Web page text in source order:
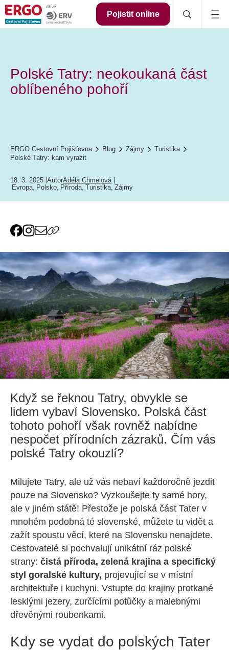
Pojistit online
Polské Tatry: neokoukaná část
oblíbeného pohoří
ERGO Cestovní Pojišťovna Blog Zájmy
Turistika
Polské Tatry: kam vyrazit
18. 3. 2025 AutorAdéla Chmelová
Evropa, Polsko, Příroda, Turistika, Zájmy
Když se řeknou Tatry, obvykle se
lidem vybaví Slovensko. Polská část
tohoto pohoří však rovněž nabídne
nespočet přírodních zázraků. Čím vás
polské Tatry okouzlí?
Milujete Tatry, ale už vás nebaví každoročně jezdit
pouze na Slovensko? Vyzkoušejte ty samé hory,
ale v jiném státě! Přestože je polská část Tater v
mnohém podobná té slovenské, můžete tu vidět a
zažít spoustu věcí, které na Slovensku nenajdete.
Cestovatelé si pochvalují unikátní ráz polské
strany: čistá příroda, zelená krajina a specifický
styl goralské kultury, projevující se v místní
architektuře i kuchyni. Vstupte do krajiny protkané
lesklými jezery, zurčícími potůčky a malebnými
dřevěnými roubenkami.
Kdy se vydat do polských Tater